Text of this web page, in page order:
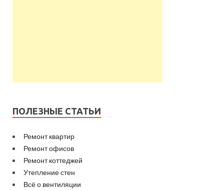
ПОЛЕЗНЫЕ СТАТЬИ
Ремонт квартир
Ремонт офисов
Ремонт коттеджей
Утепление стен
Всё о вентиляции